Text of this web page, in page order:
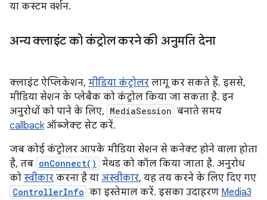
या कस्टम वर्शन.
अन्य क्लाइंट को कंट्रोल करने की अनुमति देना
क्लाइंट ऐप्लिकेशन, मीडिया कंट्रोलर लागू कर सकते हैं. इससे,
मीडिया सेशन के प्लेबैक को कंट्रोल किया जा सकता है. इन
अनुरोधों को पाने के लिए, MediaSession बनाते समय
callbackऑब्जेक्ट सेट करें.
जब कोई कंट्रोलर आपके मीडिया सेशन से कनेक्ट होने वाला होता
है, तब onConnect() मेथड को कॉल किया जाता है. अनुरोध
को स्वीकार करना है या अस्वीकार, यह तय करने के लिए दिए गए
ControllerInfo का इस्तेमाल करें. इसका उदाहरण Media3